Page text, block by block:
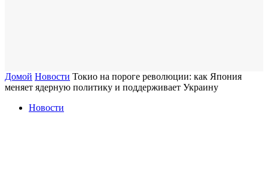
Домой Новости Токио на пороге революции: как Япония
меняет ядерную политику и поддерживает Украину
Новости